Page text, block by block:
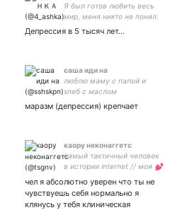
Я был готов любить весь
мир, меня никто не понял:
и я выучился ненавидеть.
Депрессия в 5 тысяч лет...
саша иди на
люблю маму с папой и
хлеб с маслом
маразм (депрессия) крепчает
каору неконаггетс
самый тактичный человек
в истории internet // моя 💕
чел я абсолютно уверен что ты не
чувствуешь себя нормально я
клянусь у тебя клиническая